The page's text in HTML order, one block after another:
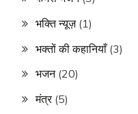
भक्ति न्यूज़(1)
भक्तों की कहानियाँ(3)
भजन(20)
मंत्र(5)